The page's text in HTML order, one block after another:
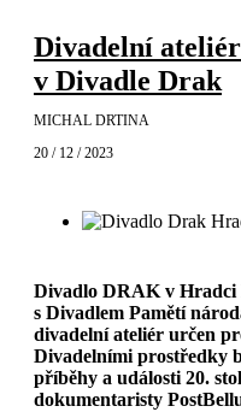
Divadelní
v Divadle Drak
MICHAL DRTINA
20 / 12 / 2023
Divadlo DRAK v Hradci
s Divadlem Pamětí
divadelní ateliér určen
Divadelními prostředky
příběhy a události 20.
dokumentaristy